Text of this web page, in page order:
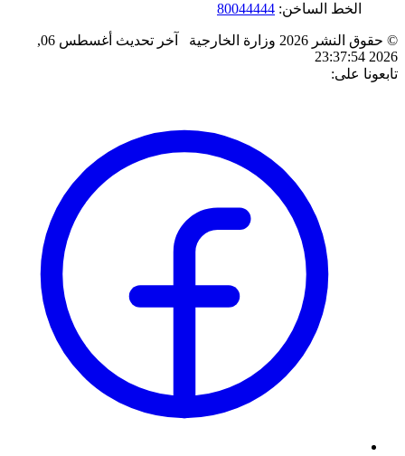
الخط الساخن: 80044444
© حقوق النشر 2026 وزارة الخارجية آخر تحديث
أغسطس 06,
2026 23:37:54
تابعونا على: